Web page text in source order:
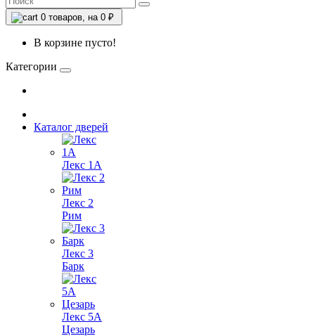
0 товаров, на 0 ₽
В корзине пусто!
Категории
Каталог дверей
Лекс 1А
Лекс 2
Рим
Лекс 3
Барк
Лекс 5А
Цезарь